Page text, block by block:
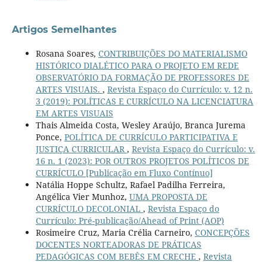
Artigos Semelhantes
Rosana Soares, CONTRIBUIÇÕES DO MATERIALISMO
HISTÓRICO DIALÉTICO PARA O PROJETO EM REDE
OBSERVATÓRIO DA FORMAÇÃO DE PROFESSORES DE
ARTES VISUAIS. , Revista Espaço do Currículo: v. 12 n.
3 (2019): POLÍTICAS E CURRÍCULO NA LICENCIATURA
EM ARTES VISUAIS
Thais Almeida Costa, Wesley Araújo, Branca Jurema
Ponce, POLÍTICA DE CURRÍCULO PARTICIPATIVA E
JUSTIÇA CURRICULAR , Revista Espaço do Currículo: v.
16 n. 1 (2023): POR OUTROS PROJETOS POLÍTICOS DE
CURRÍCULO [Publicação em Fluxo Contínuo]
Natália Hoppe Schultz, Rafael Padilha Ferreira,
Angélica Vier Munhoz, UMA PROPOSTA DE
CURRÍCULO DECOLONIAL , Revista Espaço do
Currículo: Pré-publicação/Ahead of Print (AOP)
Rosimeire Cruz, Maria Crélia Carneiro, CONCEPÇÕES
DOCENTES NORTEADORAS DE PRÁTICAS
PEDAGÓGICAS COM BEBÊS EM CRECHE , Revista